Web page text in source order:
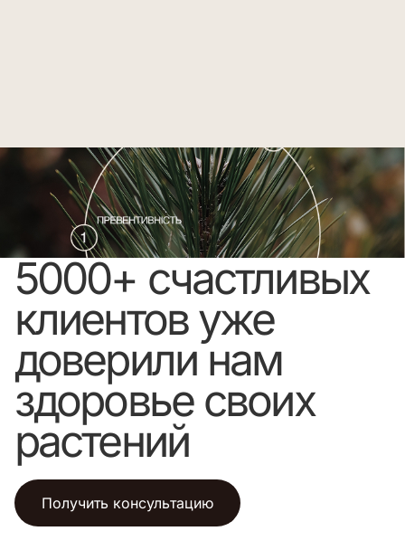
5000+ счастливых
клиентов уже
доверили нам
здоровье своих
растений
Получить консультацию